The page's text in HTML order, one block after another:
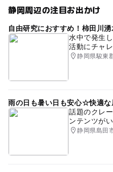
静岡周辺の注目お出かけ
自由研究におすすめ！柿田川
水中で発生
活動にチャレ
静岡県駿東
雨の日も暑い日も安心☆快適な
話題のクレ
ンテンツが
静岡県島田